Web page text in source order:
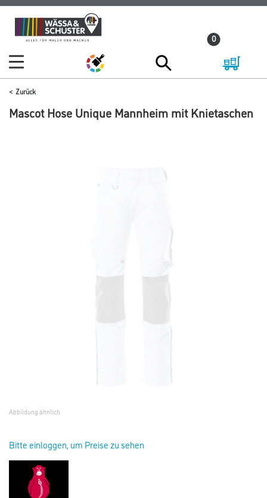
Zum
Inhalt
Zum
Navigationsmenü
0
Zurück
Mascot Hose Unique Mannheim mit Knietaschen
Abbildung ähnlich
Bitte einloggen, um Preise zu sehen